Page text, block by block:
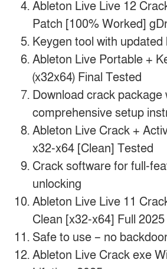
Ableton Live Live 12
Patch [100% Worked]
Keygen tool with
Ableton Live Portable +
(x32x64) Final Tested
Download crack package
comprehensive setup
Ableton Live Crack +
x32-x64 [Clean] Tested
Crack software for full-
unlocking
Ableton Live Live 11
Clean [x32-x64] Full 2025
Safe to use – no
Ableton Live Crack exe